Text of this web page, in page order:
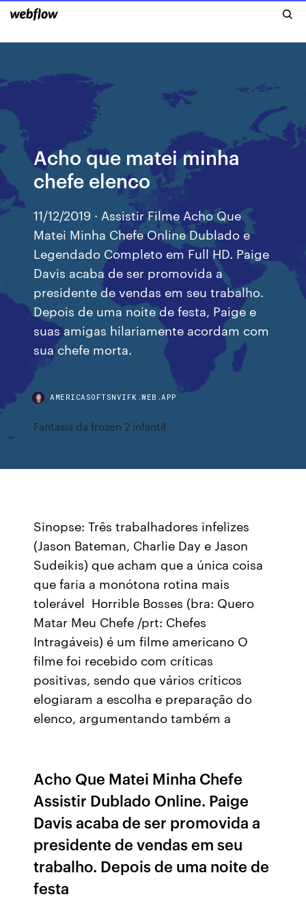
Acho que matei minha
chefe elenco
11/12/2019 · Assistir Filme Acho Que
Matei Minha Chefe Online Dublado e
Legendado Completo em Full HD. Paige
Davis acaba de ser promovida a
presidente de vendas em seu trabalho.
Depois de uma noite de festa, Paige e
suas amigas hilariamente acordam com
sua chefe morta.
AMERICASOFTSNVIFK.WEB.APP
Fantasia da frozen 2 infantil
Sinopse: Três trabalhadores infelizes
(Jason Bateman, Charlie Day e Jason
Sudeikis) que acham que a única coisa
que faria a monótona rotina mais
tolerável Horrible Bosses (bra: Quero
Matar Meu Chefe /prt: Chefes
Intragáveis) é um filme americano O
filme foi recebido com críticas
positivas, sendo que vários críticos
elogiaram a escolha e preparação do
elenco, argumentando também a
Acho Que Matei Minha Chefe
Assistir Dublado Online. Paige
Davis acaba de ser promovida a
presidente de vendas em seu
trabalho. Depois de uma noite de
festa